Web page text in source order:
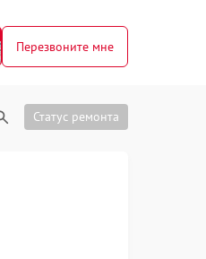
Перезвоните мне
Статус ремонта